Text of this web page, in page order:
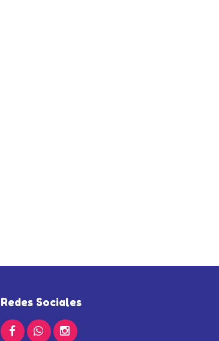
Redes Sociales